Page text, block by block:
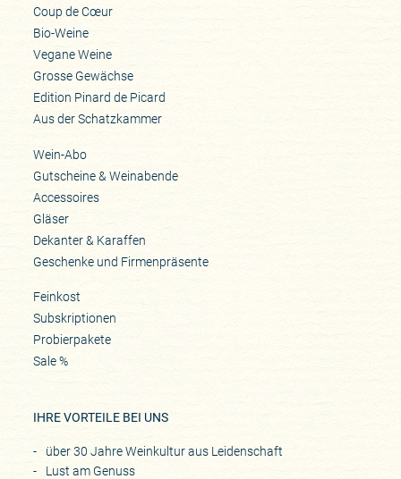
Coup de Cœur
Bio-Weine
Vegane Weine
Grosse Gewächse
Edition Pinard de Picard
Aus der Schatzkammer
Wein-Abo
Gutscheine & Weinabende
Accessoires
Gläser
Dekanter & Karaffen
Geschenke und Firmenpräsente
Feinkost
Subskriptionen
Probierpakete
Sale %
IHRE VORTEILE BEI UNS
über 30 Jahre Weinkultur aus Leidenschaft
Lust am Genuss